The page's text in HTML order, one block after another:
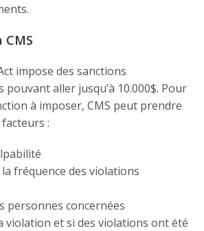
CMS
impose des sanctions
pouvant aller jusqu’à 10.000$. Pour
à imposer, CMS peut prendre
:
fréquence des violations
personnes concernées
violation et si des violations ont été